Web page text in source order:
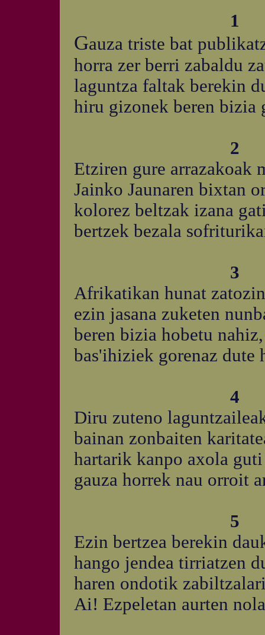
1
Gauza triste bat
horra zer berri zabaldu
laguntza faltak berekin
hiru gizonek beren bizia
2
Etziren gure arrazakoak
Jainko Jaunaren bixtan
kolorez beltzak izana
bertzek bezala
3
Afrikatikan hunat
ezin jasana zuketen
beren bizia hobetu
bas'ihiziek gorenaz dute
4
Diru zuteno
bainan zonbaiten
hartarik kanpo axola
gauza horrek nau orroit
5
Ezin bertzea berekin
hango jendea tirriatzen
haren ondotik
Ai! Ezpeletan aurten